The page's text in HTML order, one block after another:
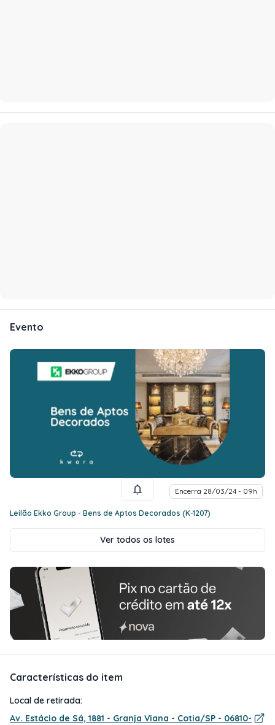
Evento
Encerra 28/03/24 - 09h
Leilão Ekko Group - Bens de Aptos Decorados (K-1207)
Ver todos os lotes
Características do item
Local de retirada:
Av. Estácio de Sá, 1881 - Granja Viana - Cotia/SP - 06810-